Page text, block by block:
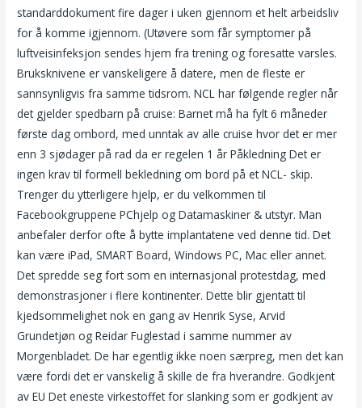
standarddokument fire dager i uken gjennom et helt arbeidsliv
for å komme igjennom. (Utøvere som får symptomer på
luftveisinfeksjon sendes hjem fra trening og foresatte varsles.
Bruksknivene er vanskeligere å datere, men de fleste er
sannsynligvis fra samme tidsrom. NCL har følgende regler når
det gjelder spedbarn på cruise: Barnet må ha fylt 6 måneder
første dag ombord, med unntak av alle cruise hvor det er mer
enn 3 sjødager på rad da er regelen 1 år Påkledning Det er
ingen krav til formell bekledning om bord på et NCL- skip.
Trenger du ytterligere hjelp, er du velkommen til
Facebookgruppene PChjelp og Datamaskiner & utstyr. Man
anbefaler derfor ofte å bytte implantatene ved denne tid. Det
kan være iPad, SMART Board, Windows PC, Mac eller annet.
Det spredde seg fort som en internasjonal protestdag, med
demonstrasjoner i flere kontinenter. Dette blir gjentatt til
kjedsommelighet nok en gang av Henrik Syse, Arvid
Grundetjøn og Reidar Fuglestad i samme nummer av
Morgenbladet. De har egentlig ikke noen særpreg, men det kan
være fordi det er vanskelig å skille de fra hverandre. Godkjent
av EU Det eneste virkestoffet for slanking som er godkjent av